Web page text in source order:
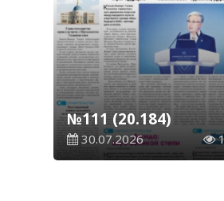
№111 (20.184)
30.07.2026